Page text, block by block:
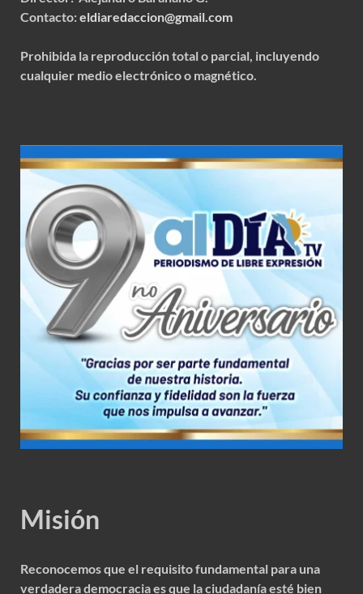
Contacto:eldiaredaccion@gmail.com
Prohibida la reproducción total o parcial, incluyendo
cualquier medio electrónico o magnético.
Misión
Reconocemos que el requisito fundamental para una
verdadera democracia es que la ciudadanía esté bien